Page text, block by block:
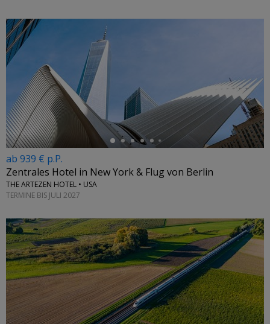
←
ab 939 € p.P.
Zentrales Hotel in New York & Flug von Berlin
THE ARTEZEN HOTEL • USA
TERMINE BIS JULI 2027
←